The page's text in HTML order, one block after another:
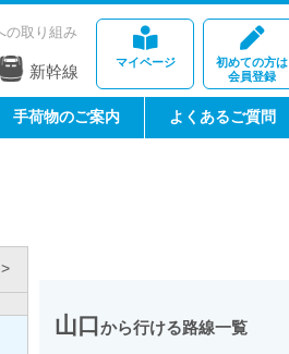
マイページ
初めての方は
会員登録
の取り組み
新幹線
手荷物のご案内 よくあるご質問
山口から行ける路線一覧